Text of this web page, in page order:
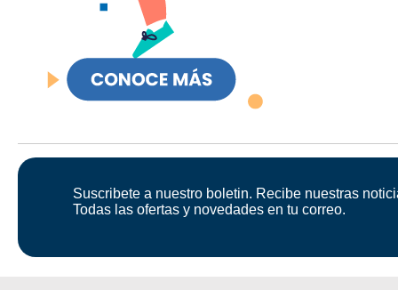
Suscribete a nuestro boletin. Recibe nuestras
Todas las ofertas y novedades en tu correo.